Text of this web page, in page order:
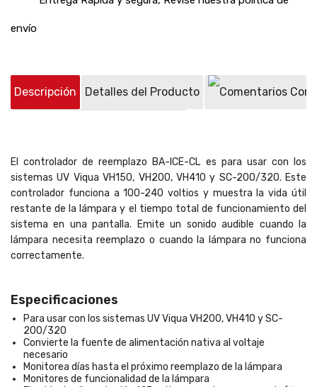
envío
Descripción Detalles del Producto
El controlador de reemplazo BA-ICE-CL es para usar con los
sistemas UV Viqua VH150, VH200, VH410 y SC-200/320. Este
controlador funciona a 100-240 voltios y muestra la vida útil
restante de la lámpara y el tiempo total de funcionamiento del
sistema en una pantalla. Emite un sonido audible cuando la
lámpara necesita reemplazo o cuando la lámpara no funciona
correctamente.
Especificaciones
Para usar con los sistemas UV Viqua VH200, VH410 y SC-
200/320
Convierte la fuente de alimentación nativa al voltaje
necesario
Monitorea días hasta el próximo reemplazo de la lámpara
Monitores de funcionalidad de la lámpara